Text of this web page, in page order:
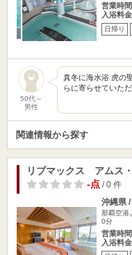
営業時
入浴料
日帰り
50代～
男性
真冬に海水浴 虎の
らに寄らせていた
関連情報から探す
リブマックス アムス
-点/ 0 件
沖縄県
那覇空港
0分
営業時
入浴料